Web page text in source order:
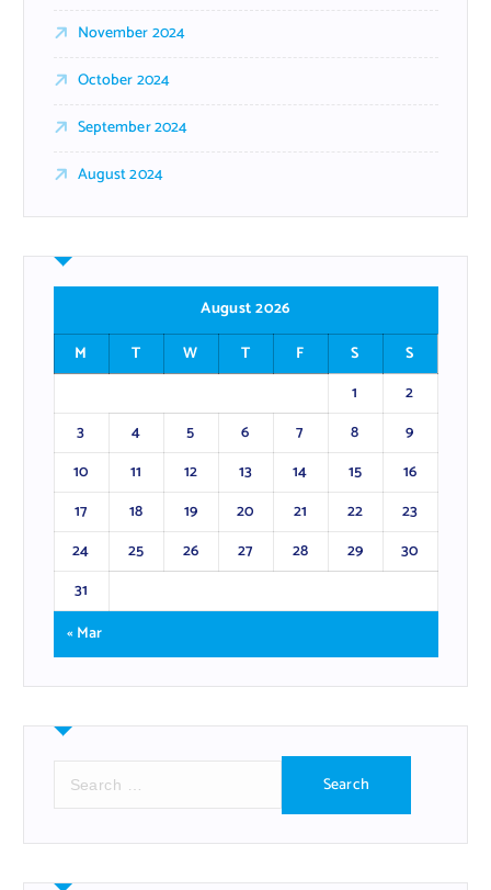
November 2024
October 2024
September 2024
August 2024
August 2026
M
T W T F S
S
1
2
3
4 5 6 7 8
9
10
11 12 13 14 15
16
17
18 19 20 21 22
23
24
25 26 27 28 29
30
31
« Mar
r